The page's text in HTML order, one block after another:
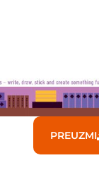
PREUZMI